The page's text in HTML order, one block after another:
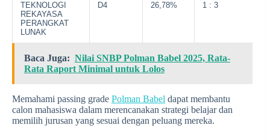
TEKNOLOGI
REKAYASA
PERANGKAT
LUNAK
D4 26,78% 1 : 3
Baca Juga: Nilai SNBP Polman Babel 2025, Rata-
Rata Raport Minimal untuk Lolos
Memahami passing grade Polman Babel dapat membantu
calon mahasiswa dalam merencanakan strategi belajar dan
memilih jurusan yang sesuai dengan peluang mereka.